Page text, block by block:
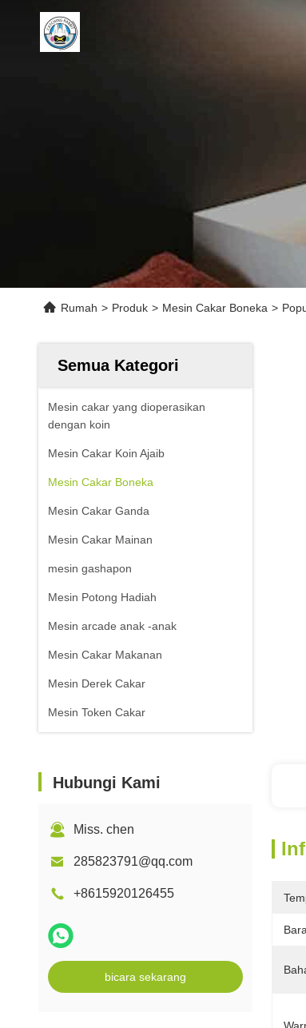
Rumah > Produk > Mesin Cakar Boneka >
Semua Kategori
Mesin cakar yang dioperasikan
dengan koin
Mesin Cakar Koin Ajaib
Mesin Cakar Boneka
Mesin Cakar Ganda
Mesin Cakar Mainan
mesin gashapon
Mesin Potong Hadiah
Mesin arcade anak -anak
Mesin Cakar Makanan
Mesin Derek Cakar
Mesin Token Cakar
Hubungi Kami
Miss. chen
285823791@qq.com
+8615920126455
bicara sekarang